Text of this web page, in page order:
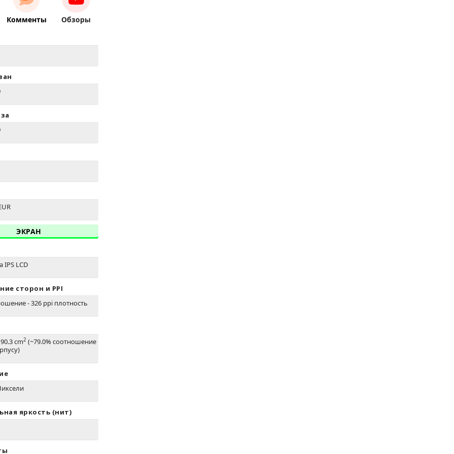
Комменты Обзоры
ЭКРАН
IPS LCD
сторон и PPI
- 326 ppi плотность
cm2 (~79.0% соотношение
яркость (нит)